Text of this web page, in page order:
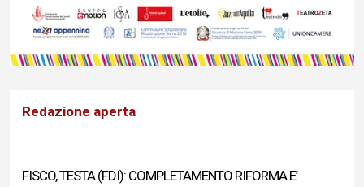
Redazione aperta
FISCO, TESTA (FDI): COMPLETAMENTO RIFORMA E’